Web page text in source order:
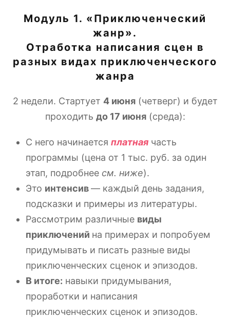
Модуль 1. «Приключенческий
жанр».
Отработка написания сцен в
разных видах приключенческого
жанра
2 недели. Стартует 4 июня(четверг) и будет
проходить до 17 июня(среда):
С него начинается платная часть
программы (цена от 1 тыс. руб. за один
этап, подробнее см. ниже).
Это интенсив— каждый день задания,
подсказки и примеры из литературы.
Рассмотрим различные виды
приключений на примерах и попробуем
придумывать и писать разные виды
приключенческих сценок и эпизодов.
В итоге: навыки придумывания,
проработки и написания
приключенческих сценок и эпизодов.